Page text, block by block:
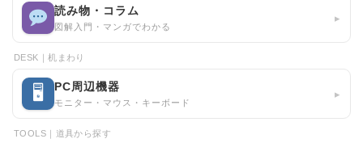
読み物・コラム
図解入門・マンガでわかる
▸
DESK｜机まわり
🖥 PC周辺機器
モニター・マウス・キーボード
▸
TOOLS｜道具から探す